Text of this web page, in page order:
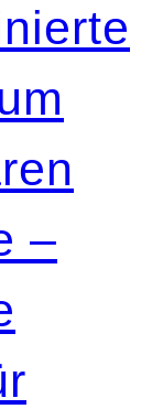
–